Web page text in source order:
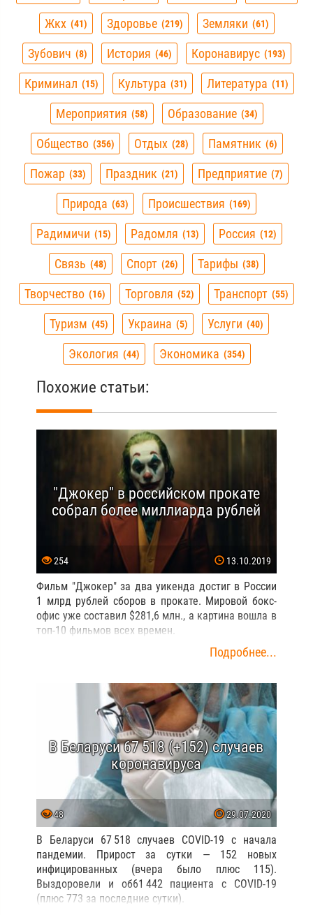
Жкх 41 Здоровье 219 Земляки 61
Зубович 8 История 46 Коронавирус 193
Криминал 15 Культура 31 Литература 11
Мероприятия 58 Образование 34
Общество 356 Отдых 28 Памятник 6
Пожар 33 Праздник 21 Предприятие 7
Природа 63 Происшествия 169
Радимичи 15 Радомля 13 Россия 12
Связь 48 Спорт 26 Тарифы 38
Творчество 16 Торговля 52 Транспорт 55
Туризм 45 Украина 5 Услуги 40
Экология 44 Экономика 354
Похожие статьи:
"Джокер" в российском прокате
собрал более миллиарда рублей
254 13.10.2019
Фильм "Джокер" за два уикенда достиг в России
1 млрд рублей сборов в прокате. Мировой бокс-
офис уже составил $281,6 млн., а картина вошла в
топ-10 фильмов всех времен.
Подробнее...
В Беларуси 67 518 (+152) случаев
коронавируса
48 29.07.2020
В Беларуси 67 518 случаев COVID-19 с начала
пандемии. Прирост за сутки — 152 новых
инфицированных (вчера было плюс 115).
Выздоровели и об61 442 пациента с COVID-19
(плюс 773 за последние сутки).